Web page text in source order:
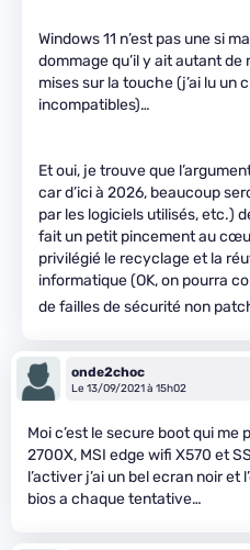
Windows 11 n’est pas une si
dommage qu’il y ait autant de
mises sur la touche (j’ai lu un
incompatibles)…
Et oui, je trouve que
car d’ici à 2026, beaucoup
par les logiciels utilisés, etc.)
fait un petit pincement au
privilégié le recyclage et la
informatique (OK, on pourra
de failles de sécurité non
onde2choc
Le 13/09/2021 à 15h02
Moi c’est le secure boot qui me
2700X, MSI edge wifi X570 et
l’activer j’ai un bel ecran noir et
bios a chaque tentative…